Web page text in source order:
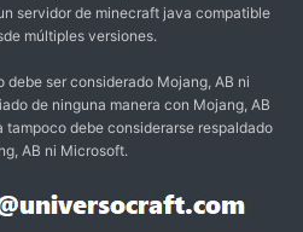
servidor de minecraft java compatible
múltiples versiones.
debe ser considerado Mojang, AB ni
de ninguna manera con Mojang, AB
tampoco debe considerarse respaldado
AB ni Microsoft.